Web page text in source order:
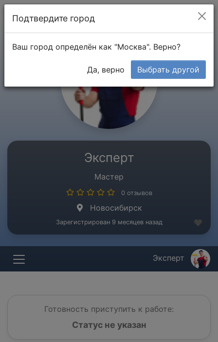
Эксперт
Мастер
0 отзывов
Новосибирск
Зарегистрирован 9 месяцев назад
Эксперт
Готовность приступить к работе:
Статус не указан
Подтвердите город
Ваш город определён как "Москва". Верно?
Да, верно Выбрать другой